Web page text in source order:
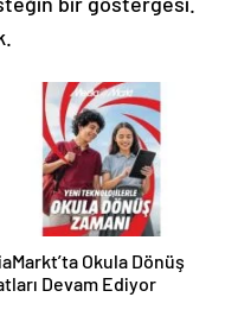
Okula Dönüş
Devam Ediyor